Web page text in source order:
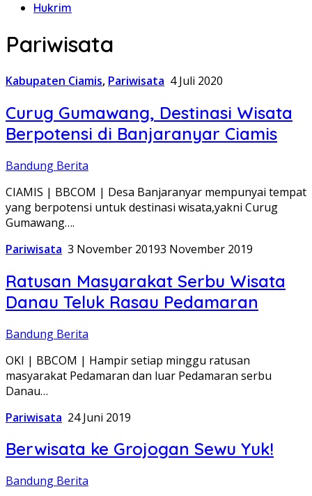
Hukrim
Pariwisata
Kabupaten Ciamis, Pariwisata 4 Juli 2020
Curug Gumawang, Destinasi Wisata
Berpotensi di Banjaranyar Ciamis
Bandung Berita
CIAMIS | BBCOM | Desa Banjaranyar mempunyai tempat
yang berpotensi untuk destinasi wisata,yakni Curug
Gumawang….
Pariwisata 3 November 20193 November 2019
Ratusan Masyarakat Serbu Wisata
Danau Teluk Rasau Pedamaran
Bandung Berita
OKI | BBCOM | Hampir setiap minggu ratusan
masyarakat Pedamaran dan luar Pedamaran serbu
Danau…
Pariwisata 24 Juni 2019
Berwisata ke Grojogan Sewu Yuk!
Bandung Berita